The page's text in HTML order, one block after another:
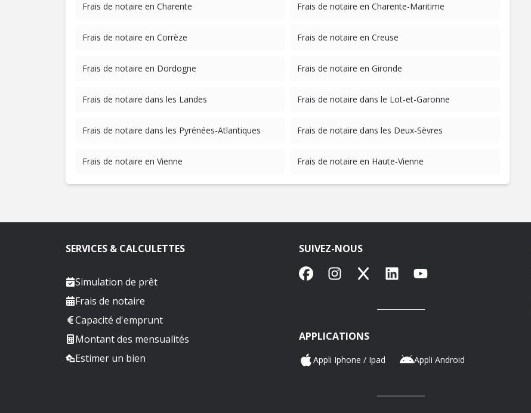
Frais de notaire en Charente Frais de notaire en Charente-Maritime
Frais de notaire en Corrèze Frais de notaire en Creuse
Frais de notaire en Dordogne Frais de notaire en Gironde
Frais de notaire dans les Landes Frais de notaire dans le Lot-et-Garonne
Frais de notaire dans les Pyrénées-Atlantiques Frais de notaire dans les Deux-Sèvres
Frais de notaire en Vienne Frais de notaire en Haute-Vienne
SERVICES & CALCULETTES
Simulation de prêt
Frais de notaire
Capacité d'emprunt
Montant des mensualités
Estimer un bien
SUIVEZ-NOUS
FacebookInstagram
X LinkedInYouTube
APPLICATIONS
Appli Iphone / Ipad Appli Android